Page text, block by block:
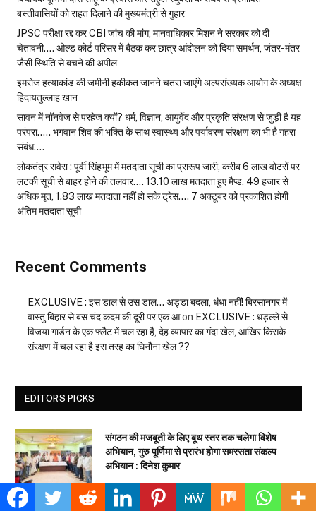
बस्तीवासियों को राहत दिलाने की मुख्यमंत्री से गुहार
JPSC परीक्षा रद्द कर CBI जांच की मांग, मानवाधिकार मिशन ने सरकार को दी
चेतावनी…. ओल्ड कोर्ट परिसर में बैठक कर छात्र आंदोलन को दिया समर्थन, जंतर-मंतर
जैसी स्थिति से बचने की अपील
इमरोज हत्याकांड की जमीनी हकीकत जानने चतरा जाएंगे अल्पसंख्यक आयोग के अध्यक्ष
हिदायतुल्लाह खान
सावन में नॉनवेज से परहेज क्यों? धर्म, विज्ञान, आयुर्वेद और प्रकृति संरक्षण से जुड़ी है यह
परंपरा….. भगवान शिव की भक्ति के साथ स्वास्थ्य और पर्यावरण संरक्षण का भी है गहरा
संबंध….
लोकतंत्र सवेरा : पूर्वी सिंहभूम में मतदाता सूची का प्रारूप जारी, करीब 6 लाख वोटरों पर
लटकी सूची से बाहर होने की तलवार…. 13.10 लाख मतदाता हुए मैप्ड, 49 हजार से
अधिक मृत, 1.83 लाख मतदाता नहीं हो सके ट्रेस…. 7 अक्टूबर को प्रकाशित होगी
अंतिम मतदाता सूची
Recent Comments
EXCLUSIVE : इस डाल से उस डाल… अड्डा बदला, धंधा नहीं! बिरसानगर में
वास्तु बिहार से बस चंद कदम की दूरी पर एक आon EXCLUSIVE : धड़ल्ले से
विजया गार्डन के एक फ्लैट में चल रहा है, देह व्यापार का गंदा खेल, आखिर किसके
संरक्षण में चल रहा है इस तरह का घिनौना खेल ??
EDITORS PICKS
संगठन की मजबूती के लिए बूथ स्तर तक चलेगा विशेष
अभियान, गुरु पूर्णिमा से प्रारंभ होगा समरसता संकल्प
अभियान : दिनेश कुमार
July 28, 2026